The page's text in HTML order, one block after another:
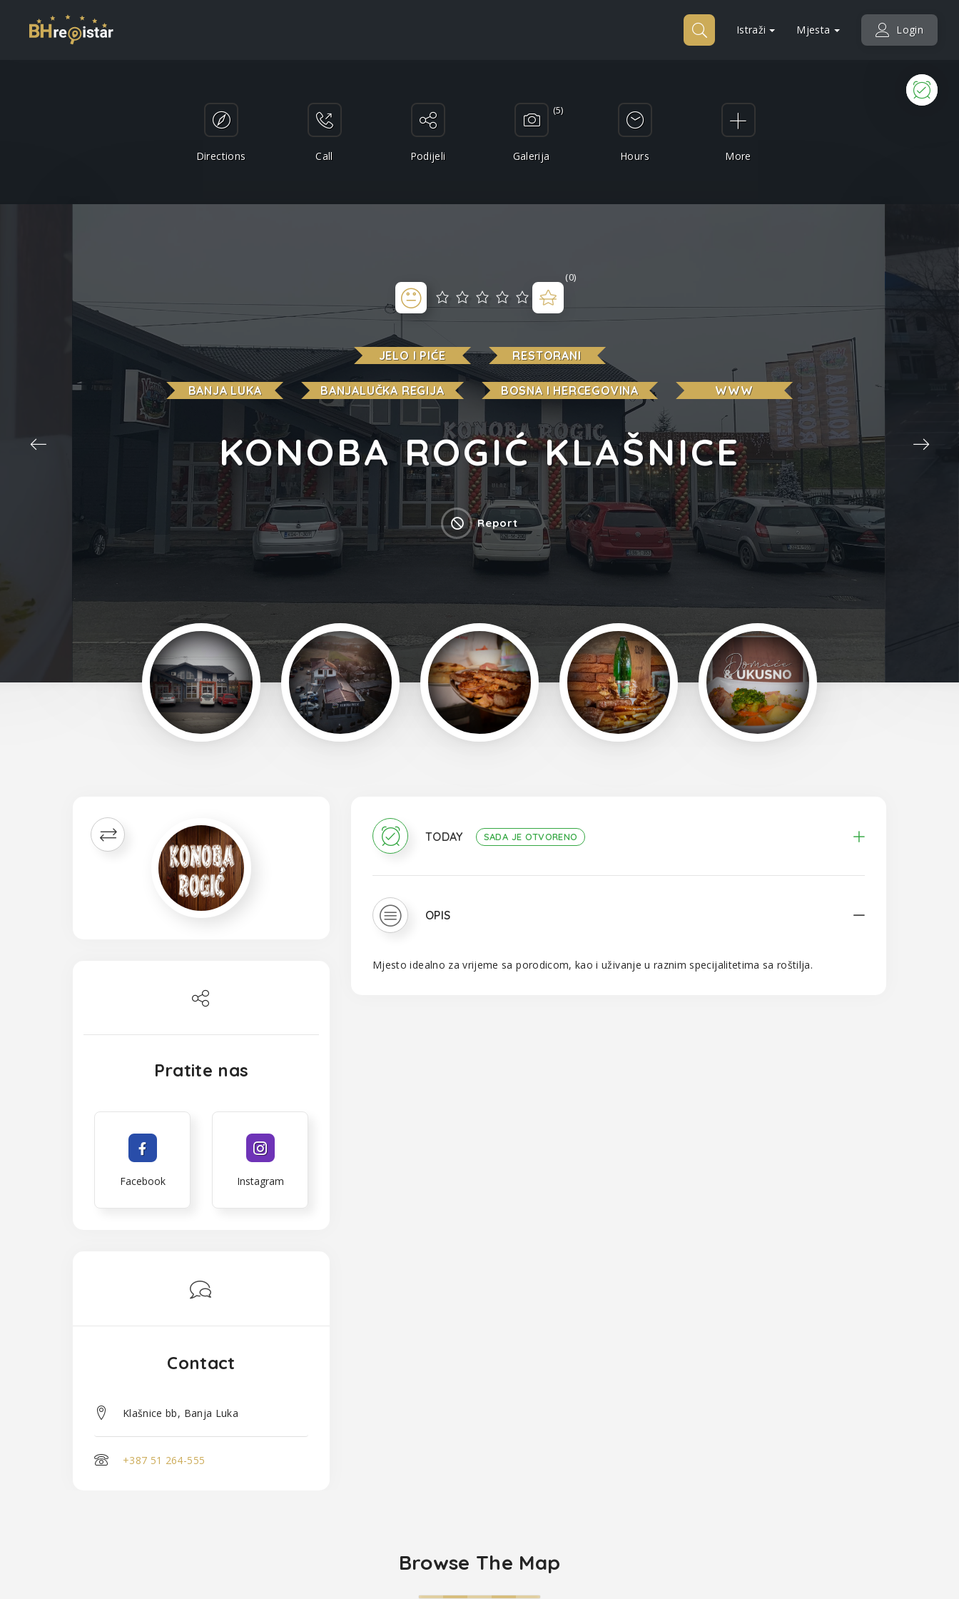
Login
Istraži Mjesta
Directions Call Podijeli
(5)
Galerija Hours More
(0)
JELO I PIĆE RESTORANI
BANJA LUKA BANJALUČKA REGIJA BOSNA I HERCEGOVINA WWW
KONOBA ROGIĆ KLAŠNICE
Report
Pratite nas
Facebook Instagram
Contact
Klašnice bb, Banja Luka
+387 51 264-555
TODAY SADA JE OTVORENO
OPIS
Mjesto idealno za vrijeme sa porodicom, kao i uživanje u raznim specijalitetima sa roštilja.
Browse The Map